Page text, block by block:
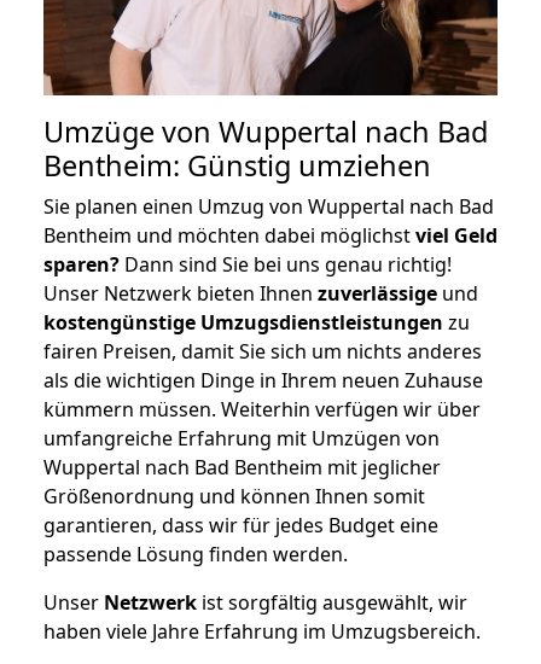
Umzüge von Wuppertal nach Bad
Bentheim: Günstig umziehen
Sie planen einen Umzug von Wuppertal nach Bad
Bentheim und möchten dabei möglichstviel Geld
sparen? Dann sind Sie bei uns genau richtig!
Unser Netzwerk bieten Ihnen zuverlässige und
kostengünstige Umzugsdienstleistungen zu
fairen Preisen, damit Sie sich um nichts anderes
als die wichtigen Dinge in Ihrem neuen Zuhause
kümmern müssen. Weiterhin verfügen wir über
umfangreiche Erfahrung mit Umzügen von
Wuppertal nach Bad Bentheim mit jeglicher
Größenordnung und können Ihnen somit
garantieren, dass wir für jedes Budget eine
passende Lösung finden werden.
Unser Netzwerk ist sorgfältig ausgewählt, wir
haben viele Jahre Erfahrung im Umzugsbereich.